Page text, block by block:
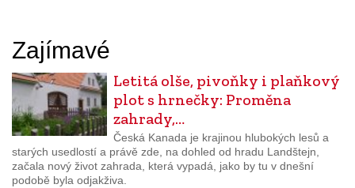
Zajímavé
Letitá olše, pivoňky i plaňkový
plot s hrnečky: Proměna
zahrady,…
Česká Kanada je krajinou hlubokých lesů a
starých usedlostí a právě zde, na dohled od hradu Landštejn,
začala nový život zahrada, která vypadá, jako by tu v dnešní
podobě byla odjakživa.